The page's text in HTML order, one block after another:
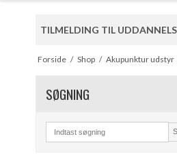
TILMELDING TIL
Forside / Shop / Akupunktur udstyr
SØGNING